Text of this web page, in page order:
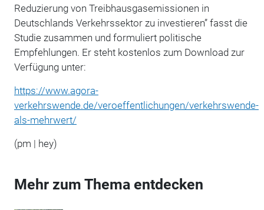
Reduzierung von Treibhausgasemissionen in
Deutschlands Verkehrssektor zu investieren” fasst die
Studie zusammen und formuliert politische
Empfehlungen. Er steht kostenlos zum Download zur
Verfügung unter:
https://www.agora-
verkehrswende.de/veroeffentlichungen/verkehrswende-
als-mehrwert/
(pm | hey)
Mehr zum Thema entdecken